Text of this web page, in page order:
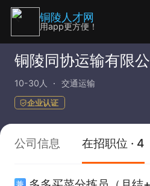
铜陵同协运输有限
10-30人 交通运输
企业认证
公司信息 在招职位 · 4
兼
铜陵人才网
用app更方便！